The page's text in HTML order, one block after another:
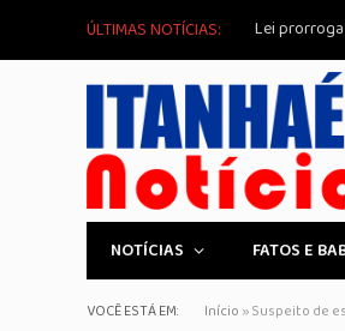
ÚLTIMAS NOTÍCIAS: Lei
NOTÍCIAS FATOS E
VOCÊ ESTÁ EM: Início »Suspeito de